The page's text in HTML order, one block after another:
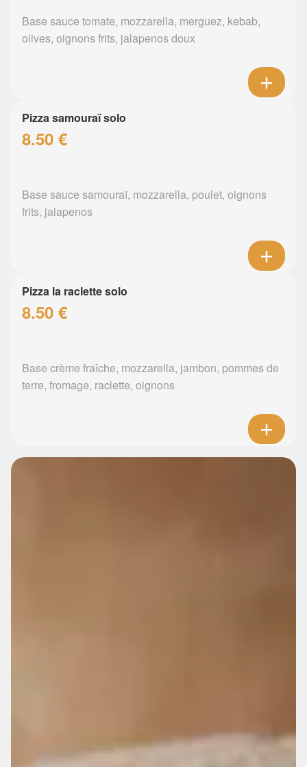
Base sauce tomate, mozzarella, merguez, kebab,
olives, oignons frits, jalapenos doux
Pizza samouraï solo
8.50 €
Base sauce samouraï, mozzarella, poulet, oignons
frits, jalapenos
Pizza la raclette solo
8.50 €
Base crème fraîche, mozzarella, jambon, pommes de
terre, fromage, raclette, oignons